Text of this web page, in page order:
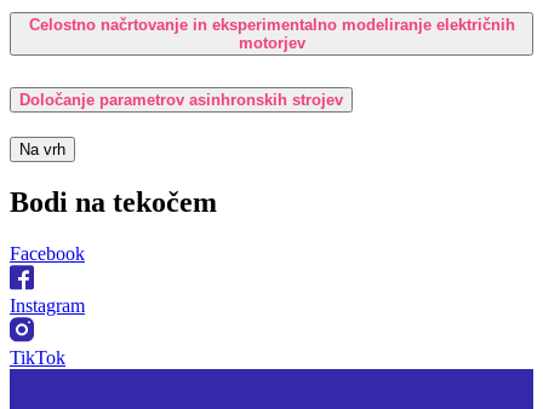
Celostno načrtovanje in eksperimentalno modeliranje električnih
motorjev
Določanje parametrov asinhronskih strojev
Na vrh
Bodi na tekočem
Facebook
Instagram
TikTok